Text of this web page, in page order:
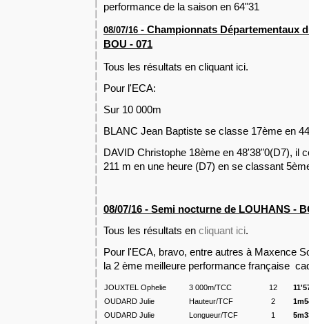
performance de la saison en 64"31
08/07/16 - Championnats Départementaux
BOU - 071
Tous les résultats en cliquant ici.
Pour l'ECA:
Sur 10 000m
BLANC Jean Baptiste se classe 17ème en
DAVID Christophe 18ème en 48'38"0(D7), il
211 m en une heure (D7) en se classant
08/07/16 - Semi nocturne de LOUHANS -
Tous les résultats en cliquant ici.
Pour l'ECA, bravo, entre autres à Maxence
la 2 ème meilleure performance française
JOUXTEL Ophelie 3 000m/TCC 12
OUDARD Julie
Hauteur/TCF 2
OUDARD Julie
Longueur/TCF 1